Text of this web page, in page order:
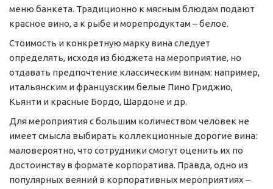
меню банкета. Традиционно к мясным блюдам подают
красное вино, а к рыбе и морепродуктам – белое.
Стоимость и конкретную марку вина следует
определять, исходя из бюджета на мероприятие, но
отдавать предпочтение классическим винам: например,
итальянским и французским белые Пино Гриджио,
Кьянти и красные Бордо, Шардоне и др.
Для мероприятия с большим количеством человек не
имеет смысла выбирать коллекционные дорогие вина:
маловероятно, что сотрудники смогут оценить их по
достоинству в формате корпоратива. Правда, одно из
популярных веяний в корпоративных мероприятиях –